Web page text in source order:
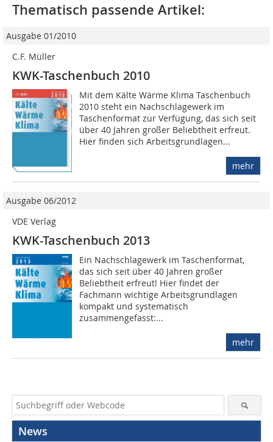
Thematisch passende Artikel:
Ausgabe 01/2010
C.F. Müller
KWK-Taschenbuch 2010
Mit dem Kälte Wärme Klima Taschenbuch
2010 steht ein Nachschlagewerk im
Taschenformat zur Verfügung, das sich seit
über 40 Jahren großer Beliebtheit erfreut.
Hier finden sich Arbeitsgrundlagen...
mehr
Ausgabe 06/2012
VDE Verlag
KWK-Taschenbuch 2013
Ein Nachschlagewerk im Taschenformat,
das sich seit über 40 Jahren großer
Beliebtheit erfreut! Hier findet der
Fachmann wichtige Arbeitsgrundlagen
kompakt und systematisch
zusammengefasst:...
mehr
News